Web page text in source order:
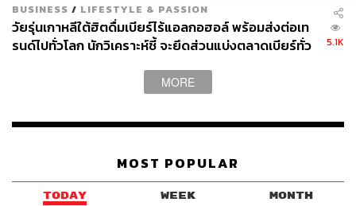
BUSINESS / LIFESTYLE & PASSION
วัยรุ่นเกาหลีใต้ฮิตดื่มเบียร์ไร้แอลกอฮอล์ พร้อมส่งต่อเท
รนด์ไปทั่วโลก นักวิเคราะห์ชี้ จะยึดส่วนแบ่งตลาดเบียร์ทั่ว
5.1K
MORE
MOST POPULAR
TODAY WEEK MONTH